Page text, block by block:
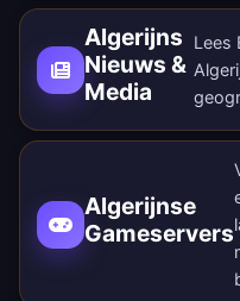
Algerijns
Nieuws &
Media
Lees
Algerijnse
Gameservers